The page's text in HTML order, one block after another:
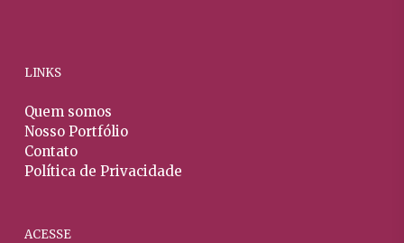
LINKS
Quem somos
Nosso Portfólio
Contato
Política de Privacidade
ACESSE